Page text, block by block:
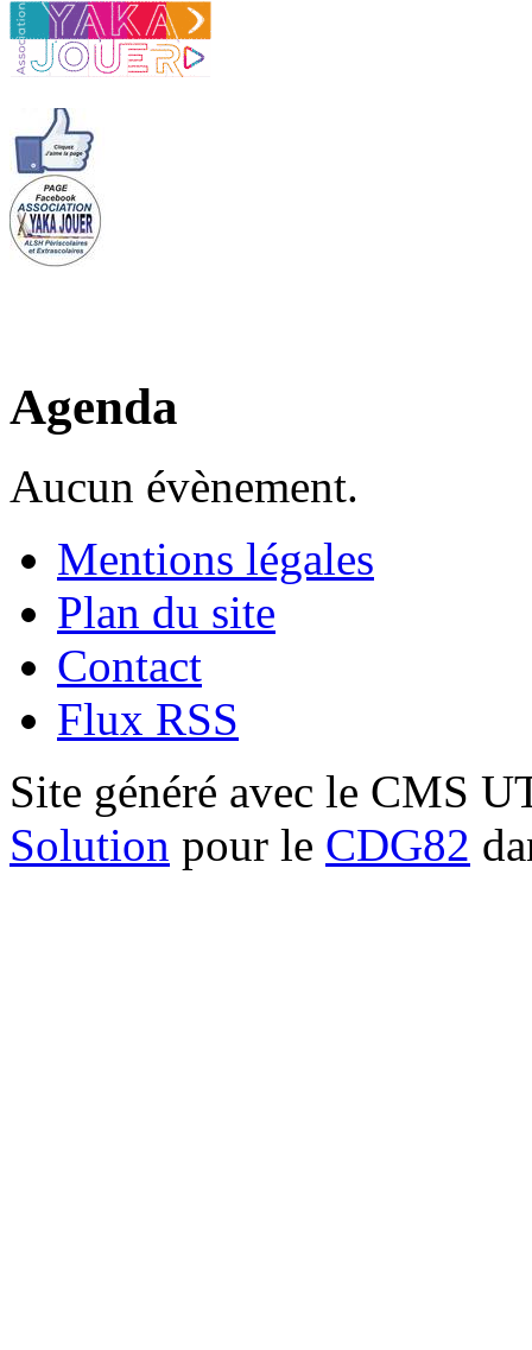
Agenda
Aucun évènement.
Mentions légales
Plan du site
Contact
Flux RSS
Site généré avec le CMS
Solution pour le CDG82